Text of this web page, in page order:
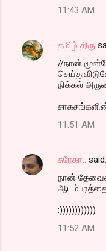
11:43 AM
தமிழ் திரு
//நான்
நிக்கல்
11:51 AM
சுரேகா..
said…
நான்
:))))))))))))
11:52 AM